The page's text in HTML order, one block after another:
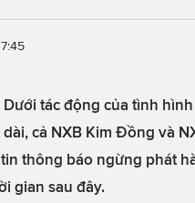
Dưới tác động của tình
dài, cả NXB Kim Đồng và
thông báo ngừng phát
gian sau đây.